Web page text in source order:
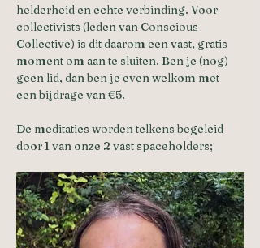
helderheid en echte verbinding. Voor
collectivists (leden van Conscious
Collective) is dit daarom een vast, gratis
moment om aan te sluiten. Ben je (nog)
geen lid, dan ben je even welkom met
een bijdrage van €5.
De meditaties worden telkens begeleid
door 1 van onze 2 vast spaceholders;